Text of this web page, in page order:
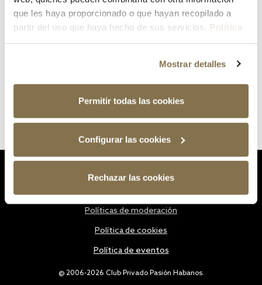
que les haya proporcionado o que hayan recopilado a
partir del uso que haya hecho de sus servicios. Política
Mostrar detalles
Permitir todas las cookies
Configurar las cookies
Rechazar las cookies
@ 2006-2026 Club Privado Pasión Habanos.
Políticas de moderación
Política de cookies
Política de eventos